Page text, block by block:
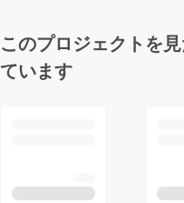
このプロジェクトを
ています